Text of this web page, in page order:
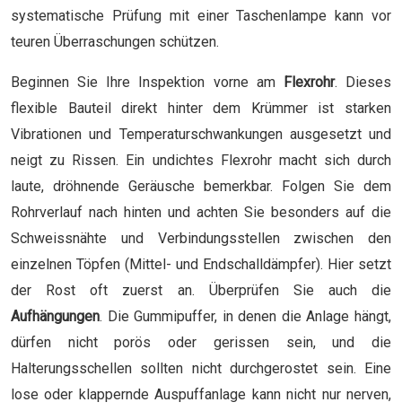
systematische Prüfung mit einer Taschenlampe kann vor
teuren Überraschungen schützen.
Beginnen Sie Ihre Inspektion vorne am Flexrohr. Dieses
flexible Bauteil direkt hinter dem Krümmer ist starken
Vibrationen und Temperaturschwankungen ausgesetzt und
neigt zu Rissen. Ein undichtes Flexrohr macht sich durch
laute, dröhnende Geräusche bemerkbar. Folgen Sie dem
Rohrverlauf nach hinten und achten Sie besonders auf die
Schweissnähte und Verbindungsstellen zwischen den
einzelnen Töpfen (Mittel- und Endschalldämpfer). Hier setzt
der Rost oft zuerst an. Überprüfen Sie auch die
Aufhängungen. Die Gummipuffer, in denen die Anlage hängt,
dürfen nicht porös oder gerissen sein, und die
Halterungsschellen sollten nicht durchgerostet sein. Eine
lose oder klappernde Auspuffanlage kann nicht nur nerven,